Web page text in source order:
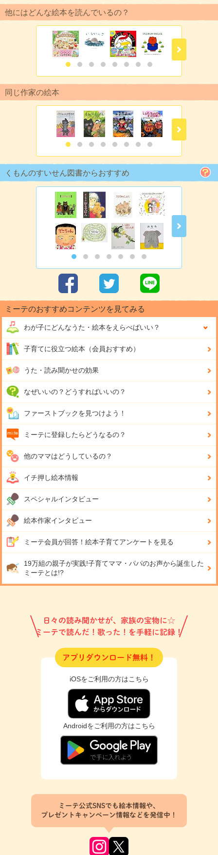
他にはどんな絵本を読んでいるの？
同じ作家の絵本
くもんのすいせん図書からおすすめ
ミーテのおすすめコンテンツを見てみる
わが子にどんなうた・絵本をえらべばいい？
子育てに役立つ絵本（会員おすすめ）
うた・読み聞かせの効果
なぜいいの？どうすればいいの？
ファーストブックを見つけよう！
ミーテに登録したらどうなるの？
他のママはどうしているの？
イチ押し絵本情報
スペシャルインタビュー
絵本作家インタビュー
ミーテ会員が回答！ 絵本子育てアンケートを見る
19万組の親子が実践!子育てママ・パパのお声から誕生した
ミーテとは!?
日々の読み聞かせが、家族の宝物に☆
ミーテで読んだ！歌った！を手軽に記録！
アプリダウンロード無料！
iOSをご利用の方はこちら
Androidをご利用の方はこちら
ミーテ公式SNSでも絵本情報や、
プレゼントキャンペーン情報などを発信中！